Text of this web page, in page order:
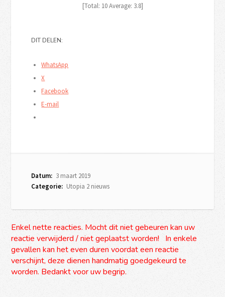
[Total: 10Average: 3.8]
DIT DELEN:
WhatsApp
X
Facebook
E-mail
Datum: 3 maart 2019
Categorie: Utopia 2 nieuws
Enkel nette reacties. Mocht dit niet gebeuren kan uw
reactie verwijderd / niet geplaatst worden! In enkele
gevallen kan het even duren voordat een reactie
verschijnt, deze dienen handmatig goedgekeurd te
worden. Bedankt voor uw begrip.